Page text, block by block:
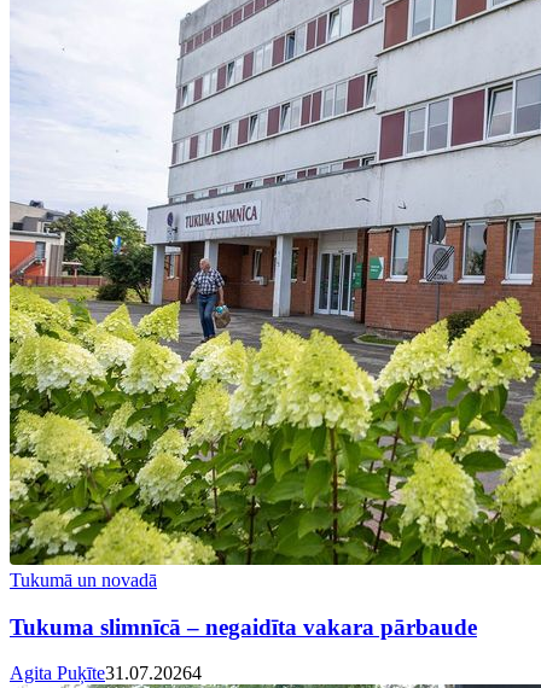
Tukumā un novadā
Tukuma slimnīcā – negaidīta vakara pārbaude
Agita Puķīte31.07.20264